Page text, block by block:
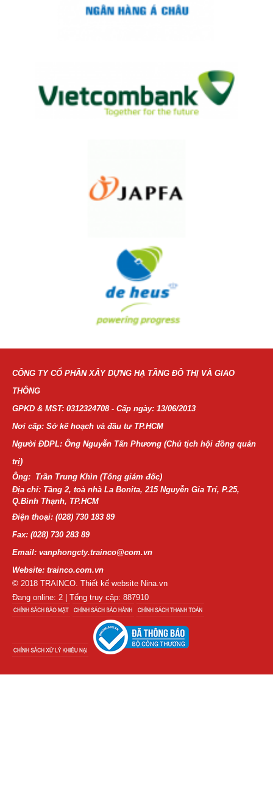
CÔNG TY CỔ PHẦN XÂY DỰNG HẠ TẦNG ĐÔ THỊ VÀ GIAO
THÔNG
GPKD & MST: 0312324708 - Cấp ngày: 13/06/2013
Nơi cấp: Sở kế hoạch và đầu tư TP.HCM
Người ĐDPL: Ông Nguyễn Tấn Phương (Chủ tịch hội đồng quản
trị)
Địa chỉ: Tầng 2, toà nhà La Bonita, 215 Nguyễn Gia Trí, P.25,
Q.Bình Thạnh, TP.HCM
Điện thoại: (028) 730 183 89
Fax: (028) 730 283 89
Email: vanphongcty.trainco@com.vn
Website: trainco.com.vn
© 2018 TRAINCO. Thiết kế website Nina.vn
Đang online: 2 | Tổng truy cập: 887910